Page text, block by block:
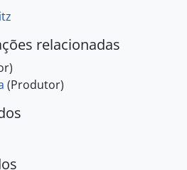
relacionadas
(Produtor)